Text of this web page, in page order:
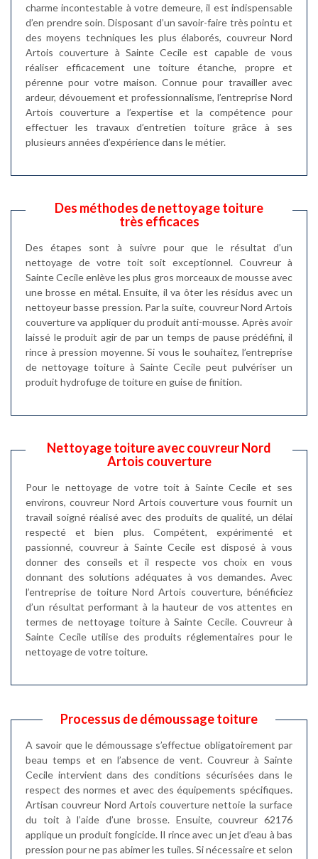
charme incontestable à votre demeure, il est indispensable
d’en prendre soin. Disposant d’un savoir-faire très pointu et
des moyens techniques les plus élaborés, couvreur Nord
Artois couverture à Sainte Cecile est capable de vous
réaliser efficacement une toiture étanche, propre et
pérenne pour votre maison. Connue pour travailler avec
ardeur, dévouement et professionnalisme, l’entreprise Nord
Artois couverture a l’expertise et la compétence pour
effectuer les travaux d’entretien toiture grâce à ses
plusieurs années d’expérience dans le métier.
Des méthodes de nettoyage toiture
très efficaces
Des étapes sont à suivre pour que le résultat d’un
nettoyage de votre toit soit exceptionnel. Couvreur à
Sainte Cecile enlève les plus gros morceaux de mousse avec
une brosse en métal. Ensuite, il va ôter les résidus avec un
nettoyeur basse pression. Par la suite, couvreur Nord Artois
couverture va appliquer du produit anti-mousse. Après avoir
laissé le produit agir de par un temps de pause prédéfini, il
rince à pression moyenne. Si vous le souhaitez, l’entreprise
de nettoyage toiture à Sainte Cecile peut pulvériser un
produit hydrofuge de toiture en guise de finition.
Nettoyage toiture avec couvreur Nord
Artois couverture
Pour le nettoyage de votre toit à Sainte Cecile et ses
environs, couvreur Nord Artois couverture vous fournit un
travail soigné réalisé avec des produits de qualité, un délai
respecté et bien plus. Compétent, expérimenté et
passionné, couvreur à Sainte Cecile est disposé à vous
donner des conseils et il respecte vos choix en vous
donnant des solutions adéquates à vos demandes. Avec
l’entreprise de toiture Nord Artois couverture, bénéficiez
d’un résultat performant à la hauteur de vos attentes en
termes de nettoyage toiture à Sainte Cecile. Couvreur à
Sainte Cecile utilise des produits réglementaires pour le
nettoyage de votre toiture.
Processus de démoussage toiture
A savoir que le démoussage s’effectue obligatoirement par
beau temps et en l’absence de vent. Couvreur à Sainte
Cecile intervient dans des conditions sécurisées dans le
respect des normes et avec des équipements spécifiques.
Artisan couvreur Nord Artois couverture nettoie la surface
du toit à l’aide d’une brosse. Ensuite, couvreur 62176
applique un produit fongicide. Il rince avec un jet d’eau à bas
pression pour ne pas abimer les tuiles. Si nécessaire et selon